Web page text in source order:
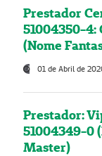
Prestador
51004350-
(Nome
01 de Abril de
Prestador:
51004349-0
Master)